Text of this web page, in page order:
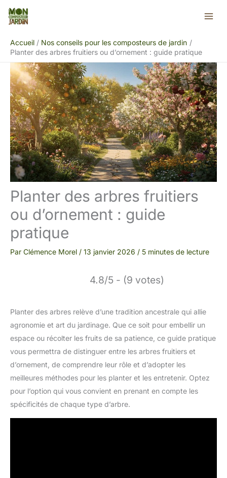
Aller
Accueil
Nos conseils pour les composteurs de jardin
Planter des arbres fruitiers ou d’ornement : guide pratique
Planter des arbres fruitiers
ou d’ornement : guide
pratique
Par Clémence Morel / 13 janvier 2026 / 5 minutes de lecture
4.8/5 - (9 votes)
Planter des arbres relève d’une tradition ancestrale qui allie
agronomie et art du jardinage. Que ce soit pour embellir un
espace ou récolter les fruits de sa patience, ce guide pratique
vous permettra de distinguer entre les arbres fruitiers et
d’ornement, de comprendre leur rôle et d’adopter les
meilleures méthodes pour les planter et les entretenir. Optez
pour l’option qui vous convient en prenant en compte les
spécificités de chaque type d’arbre.
Rechercher